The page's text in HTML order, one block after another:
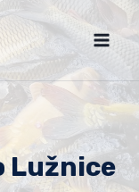
Lužnice